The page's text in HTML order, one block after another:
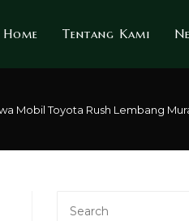
Home Tentang Kami
Mobil Toyota Rush Lembang